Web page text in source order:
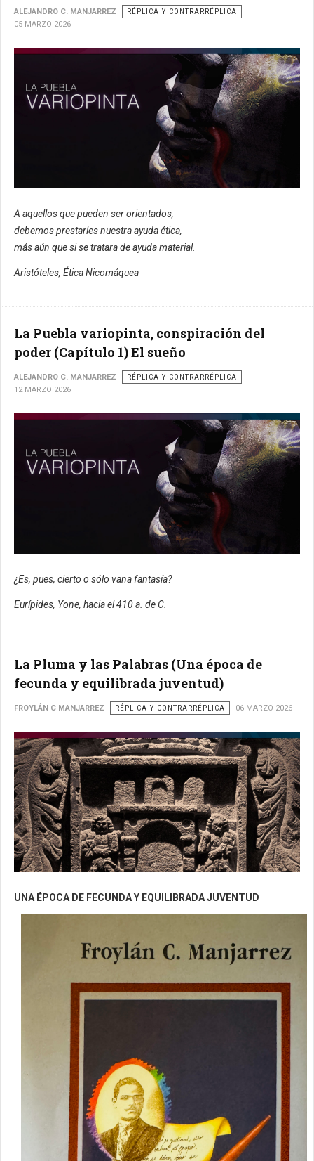
ALEJANDRO C. MANJARREZ
RÉPLICA Y CONTRARRÉPLICA
05 MARZO 2026
A aquellos que pueden ser orientados,
debemos prestarles nuestra ayuda ética,
más aún que si se tratara de ayuda material.
Aristóteles, Ética Nicomáquea
La Puebla variopinta, conspiración del
poder (Capítulo 1) El sueño
ALEJANDRO C. MANJARREZ
RÉPLICA Y CONTRARRÉPLICA
12 MARZO 2026
¿Es, pues, cierto o sólo vana fantasía?
Eurípides, Yone, hacia el 410 a. de C.
La Pluma y las Palabras (Una época de
fecunda y equilibrada juventud)
FROYLÁN C MANJARREZ RÉPLICA Y CONTRARRÉPLICA 06 MARZO 2026
UNA ÉPOCA DE FECUNDA Y EQUILIBRADA JUVENTUD